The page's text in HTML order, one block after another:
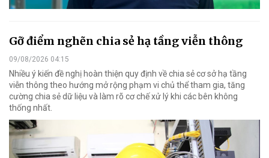
Gỡ điểm nghẽn chia sẻ hạ tầng viễn thông
09/08/2026 04:15
Nhiều ý kiến đề nghị hoàn thiện quy định về chia sẻ cơ sở hạ tầng
viễn thông theo hướng mở rộng phạm vi chủ thể tham gia, tăng
cường chia sẻ dữ liệu và làm rõ cơ chế xử lý khi các bên không
thống nhất.